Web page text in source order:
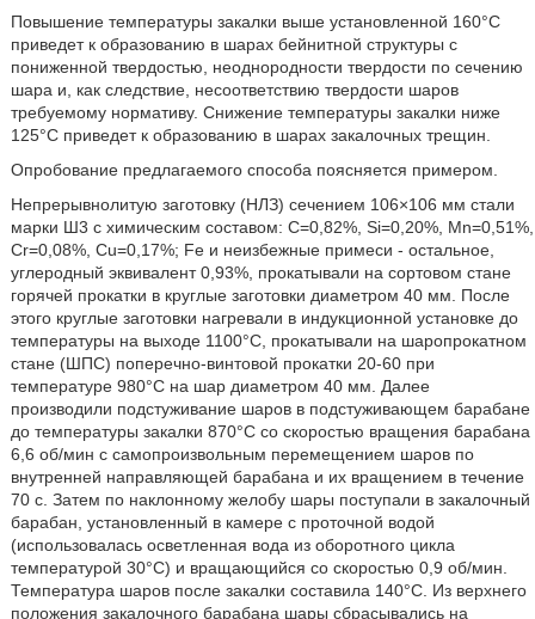
Повышение температуры закалки выше установленной 160°C
приведет к образованию в шарах бейнитной структуры с
пониженной твердостью, неоднородности твердости по сечению
шара и, как следствие, несоответствию твердости шаров
требуемому нормативу. Снижение температуры закалки ниже
125°C приведет к образованию в шарах закалочных трещин.
Опробование предлагаемого способа поясняется примером.
Непрерывнолитую заготовку (НЛЗ) сечением 106×106 мм стали
марки Ш3 с химическим составом: С=0,82%, Si=0,20%, Mn=0,51%,
Cr=0,08%, Cu=0,17%; Fe и неизбежные примеси - остальное,
углеродный эквивалент 0,93%, прокатывали на сортовом стане
горячей прокатки в круглые заготовки диаметром 40 мм. После
этого круглые заготовки нагревали в индукционной установке до
температуры на выходе 1100°C, прокатывали на шаропрокатном
стане (ШПС) поперечно-винтовой прокатки 20-60 при
температуре 980°C на шар диаметром 40 мм. Далее
производили подстуживание шаров в подстуживающем барабане
до температуры закалки 870°C со скоростью вращения барабана
6,6 об/мин с самопроизвольным перемещением шаров по
внутренней направляющей барабана и их вращением в течение
70 с. Затем по наклонному желобу шары поступали в закалочный
барабан, установленный в камере с проточной водой
(использовалась осветленная вода из оборотного цикла
температурой 30°C) и вращающийся со скоростью 0,9 об/мин.
Температура шаров после закалки составила 140°C. Из верхнего
положения закалочного барабана шары сбрасывались на